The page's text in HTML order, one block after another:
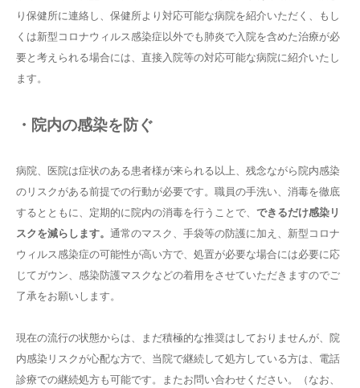
り保健所に連絡し、保健所より対応可能な病院を紹介いただく、もし
くは新型コロナウィルス感染症以外でも肺炎で入院を含めた治療が必
要と考えられる場合には、直接入院等の対応可能な病院に紹介いたし
ます。
・院内の感染を防ぐ
病院、医院は症状のある患者様が来られる以上、残念ながら院内感染
のリスクがある前提での行動が必要です。職員の手洗い、消毒を徹底
するとともに、定期的に院内の消毒を行うことで、 できるだけ感染リ
スクを減らします。 通常のマスク、手袋等の防護に加え、新型コロナ
ウィルス感染症の可能性が高い方で、処置が必要な場合には必要に応
じてガウン、感染防護マスクなどの着用をさせていただきますのでご
了承をお願いします。
現在の流行の状態からは、まだ積極的な推奨はしておりませんが、院
内感染リスクが心配な方で、当院で継続して処方している方は、電話
診療での継続処方も可能です。またお問い合わせください。（なお、